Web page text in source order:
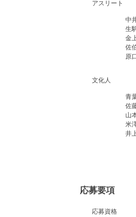
アスリート
中
生
金
佐
原
文化人
青
佐
山
米
井
応募要項
応募資格